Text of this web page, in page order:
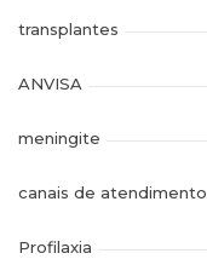
transplantes
ANVISA
meningite
canais de atendimento
Profilaxia